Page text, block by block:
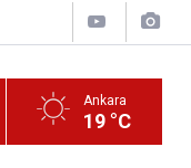
Ankara
19 °C